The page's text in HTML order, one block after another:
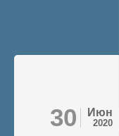
30 Июн
2020